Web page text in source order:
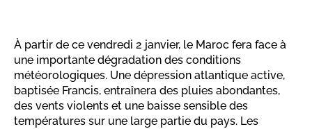
À partir de ce vendredi 2 janvier, le Maroc fera face à
une importante dégradation des conditions
météorologiques. Une dépression atlantique active,
baptisée Francis, entraînera des pluies abondantes,
des vents violents et une baisse sensible des
températures sur une large partie du pays. Les